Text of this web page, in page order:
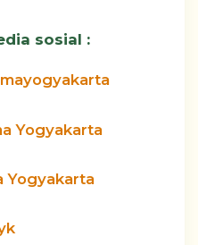
sosial :
Yogyakarta
Yogyakarta